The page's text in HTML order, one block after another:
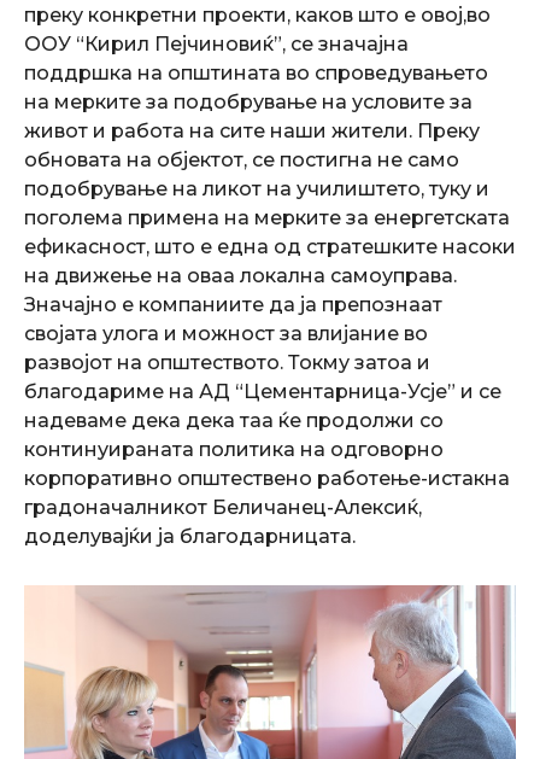
преку конкретни проекти, каков што е овој,во
ООУ “Кирил Пејчиновиќ”, се значајна
поддршка на општината во спроведувањето
на мерките за подобрување на условите за
живот и работa на сите наши жители. Преку
обновата на објектот, се постигна не само
подобрување на ликот на училиштето, туку и
поголема примена на мерките за енергетската
ефикасност, што е една од стратешките насоки
на движење на оваа локална самоуправа.
Значајно е компаниите да ја препознаат
својата улога и можност за влијание во
развојот на општеството. Токму затоа и
благодариме на АД “Цементарница-Усје” и се
надеваме дека дека таа ќе продолжи со
континуираната политика на одговорно
корпоративно општествено работење-истакна
градоначалникот Беличанец-Алексиќ,
доделувајќи ја благодарницата.